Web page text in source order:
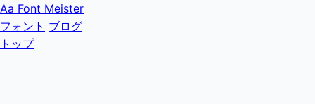
Aa Font Meister
フォント ブログ
トップ